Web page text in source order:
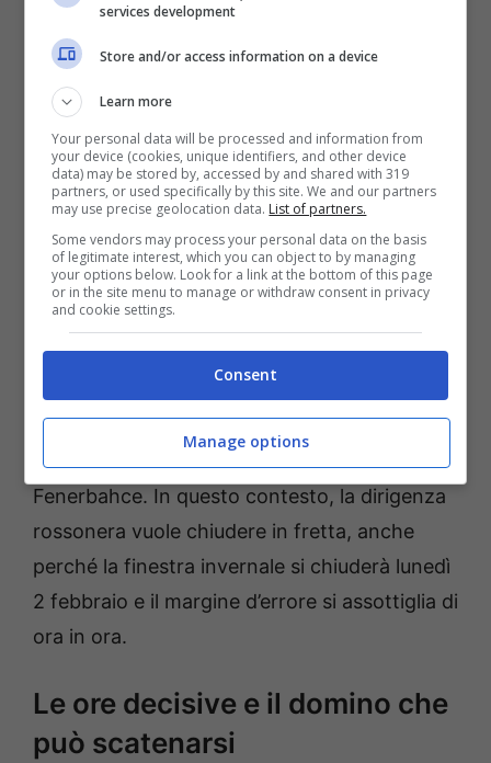
consegnare subito aMassimiliano Allegri
nuovo riferimento offensivo. Una mossa che
volontà di non rimandare interventi
considerati strategici.
Mateta è visto come il profilo giusto per dare
peso, fisicità e profondità all’attacco,
caratteristiche che potrebbero diventare
decisive nella seconda parte di stagione. Il
suo arrivo, inoltre, andrebbe a coprire il vuoto
al centro di voci di mercato che lo vedono
corteggiato da Atletico Madrid, Roma e
Fenerbahce. In questo contesto, la dirigenza
rossonera vuole chiudere in fretta, anche
perché la finestra invernale si chiuderà lunedì
2 febbraio e il margine d’errore si assottiglia di
ora in ora.
Le ore decisive e il domino che
può scatenarsi
services development
Store and/or access information on a device
Learn more
Your personal data will be processed and information from
your device (cookies, unique identifiers, and other device
data) may be stored by, accessed by and shared with 319
partners, or used specifically by this site. We and our partners
may use precise geolocation data. List of partners.
Some vendors may process your personal data on the basis
of legitimate interest, which you can object to by managing
your options below. Look for a link at the bottom of this page
or in the site menu to manage or withdraw consent in privacy
and cookie settings.
Consent
Manage options